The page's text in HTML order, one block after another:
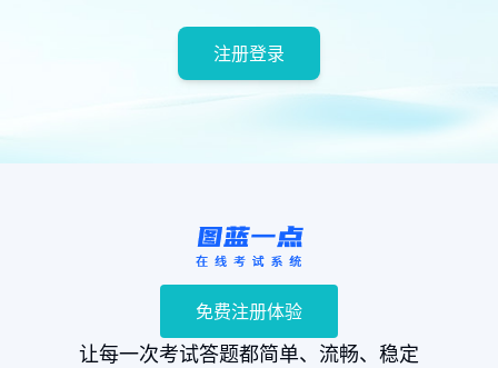
注册登录
免费注册体验
让每一次考试答题都简单、流畅、稳定